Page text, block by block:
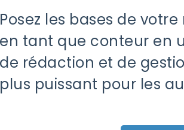
Posez les bases de
en tant que conteur en
de rédaction et de
plus puissant pour les